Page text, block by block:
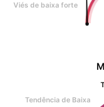
Viés de baixa forte
Tendência de Baixa